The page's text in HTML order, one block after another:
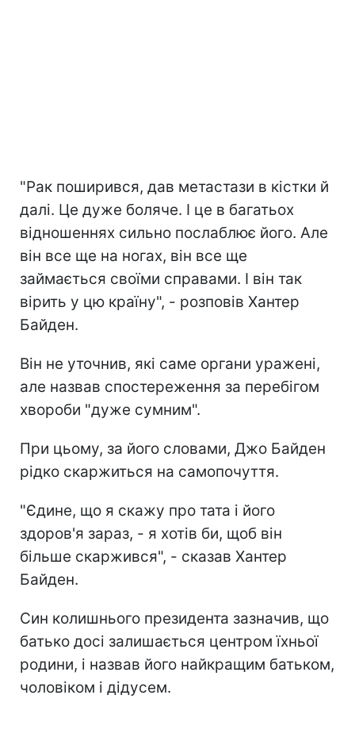
"Рак поширився, дав метастази в кістки й
далі. Це дуже боляче. І це в багатьох
відношеннях сильно послаблює його. Але
він все ще на ногах, він все ще
займається своїми справами. І він так
вірить у цю країну", - розповів Хантер
Байден.
Він не уточнив, які саме органи уражені,
але назвав спостереження за перебігом
хвороби "дуже сумним".
При цьому, за його словами, Джо Байден
рідко скаржиться на самопочуття.
"Єдине, що я скажу про тата і його
здоров'я зараз, - я хотів би, щоб він
більше скаржився", - сказав Хантер
Байден.
Син колишнього президента зазначив, що
батько досі залишається центром їхньої
родини, і назвав його найкращим батьком,
чоловіком і дідусем.